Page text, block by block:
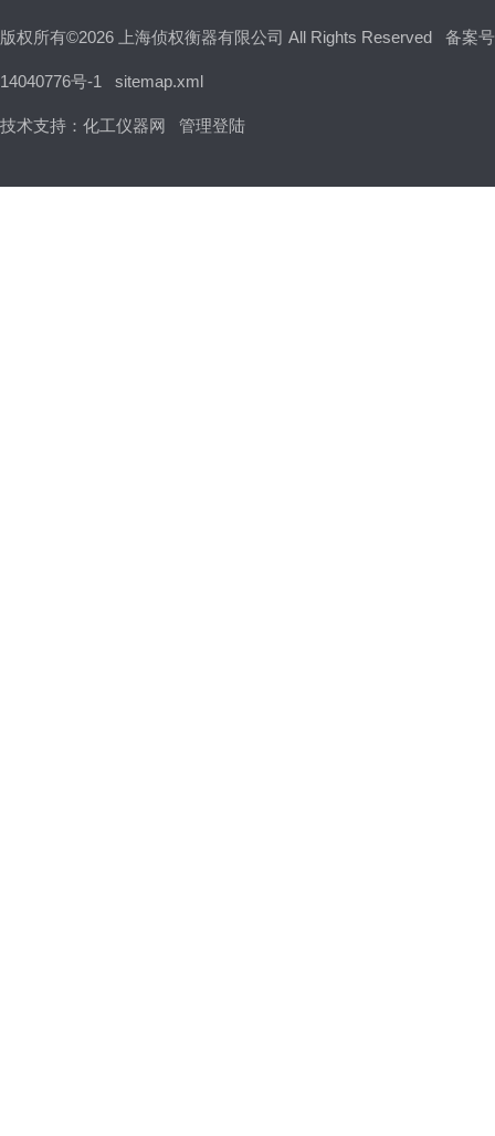
版权所有©2026 上海侦权衡器有限公司 All Rights Reserved 备案
14040776号-1 sitemap.xml
技术支持： 化工仪器网 管理登陆